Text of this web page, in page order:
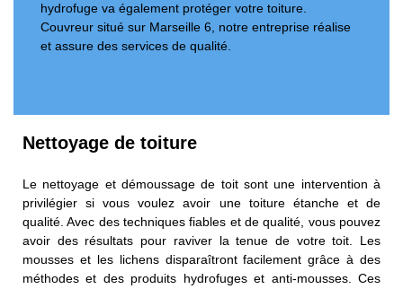
hydrofuge va également protéger votre toiture.
Couvreur situé sur Marseille 6, notre entreprise réalise
et assure des services de qualité.
Nettoyage de toiture
Le nettoyage et démoussage de toit sont une intervention à
privilégier si vous voulez avoir une toiture étanche et de
qualité. Avec des techniques fiables et de qualité, vous pouvez
avoir des résultats pour raviver la tenue de votre toit. Les
mousses et les lichens disparaîtront facilement grâce à des
méthodes et des produits hydrofuges et anti-mousses. Ces